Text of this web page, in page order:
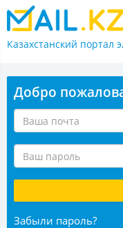
Казахстанский портал
Добро
Забыли пароль?